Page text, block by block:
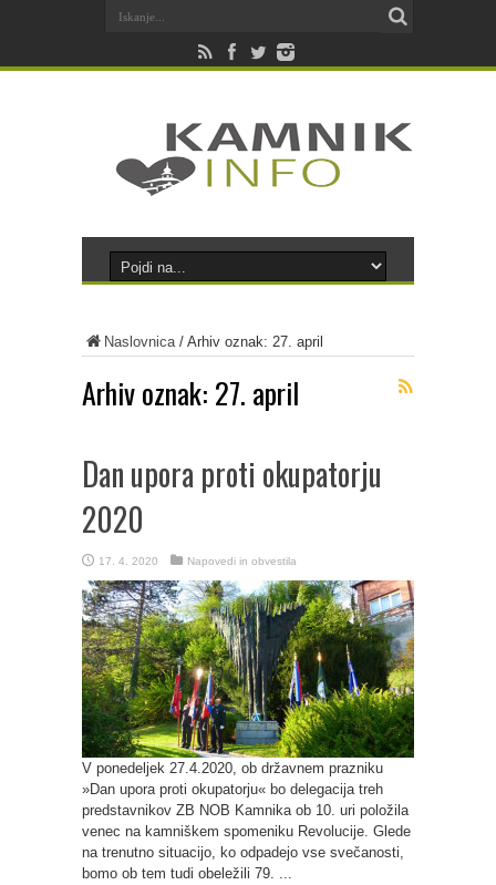
Naslovnica/ Arhiv oznak: 27. april
Arhiv oznak: 27. april
Dan upora proti okupatorju
2020
17. 4. 2020 Napovedi in obvestila
V ponedeljek 27.4.2020, ob državnem prazniku
»Dan upora proti okupatorju« bo delegacija treh
predstavnikov ZB NOB Kamnika ob 10. uri položila
venec na kamniškem spomeniku Revolucije. Glede
na trenutno situacijo, ko odpadejo vse svečanosti,
bomo ob tem tudi obeležili 79. ...